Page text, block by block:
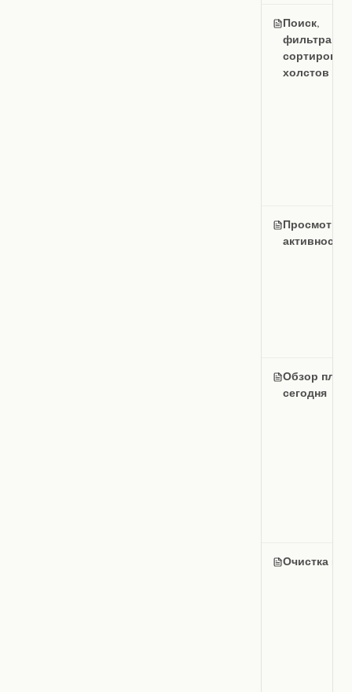
Поиск,
сортировка
холстов
Просмотр
активности
Обзор
сегодня
Очистка